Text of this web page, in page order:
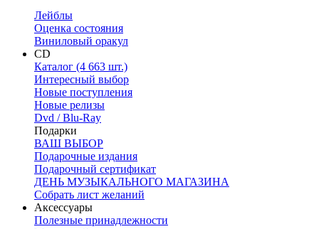
Лейблы
Оценка состояния
Виниловый оракул
CD
Каталог (4 663 шт.)
Интересный выбор
Новые поступления
Новые релизы
Dvd / Blu-Ray
Подарки
ВАШ ВЫБОР
Подарочные издания
Подарочный сертификат
ДЕНЬ МУЗЫКАЛЬНОГО МАГАЗИНА
Собрать лист желаний
Аксессуары
Полезные принадлежности